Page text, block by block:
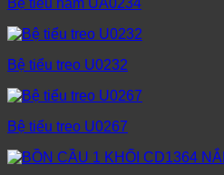
Bệ tiểu nam UA0234
Bệ tiểu treo U0232
Bệ tiểu treo U0267